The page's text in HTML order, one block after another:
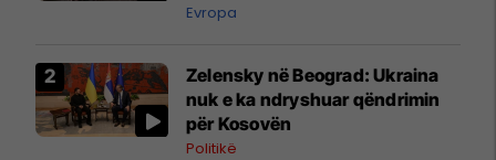
Evropa
Zelensky në Beograd: Ukraina
nuk e ka ndryshuar qëndrimin
për Kosovën
Politikë